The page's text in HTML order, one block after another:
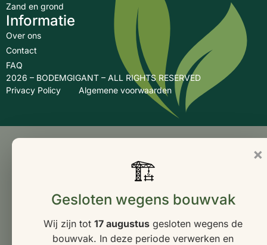
Zand en grond
Informatie
Over ons
Contact
FAQ
2026 – BODEMGIGANT – ALL RIGHTS RESERVED
Privacy Policy
Algemene voorwaarden
×
🏗
Gesloten wegens bouwvak
Wij zijn tot 17 augustus gesloten wegens de
bouwvak. In deze periode verwerken en